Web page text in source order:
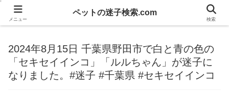
2024年8月15日 千葉県野田市で白と青の色の
「セキセイインコ」「ルルちゃん」が迷子に
なりました。#迷子 #千葉県 #セキセイインコ
メニュー
ペットの迷子検索.com
検索